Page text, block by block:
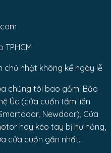
TPHCM
chủ nhật không kể ngày lễ
chúng tôi bao gồm: Bảo
Úc (cửa cuốn tấm liền
Newdoor), Cửa
hay kéo tay bị hư hỏng,
cửa cuốn gần nhất.